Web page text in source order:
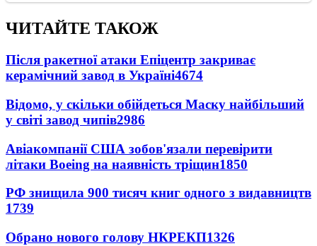
ЧИТАЙТЕ ТАКОЖ
Після ракетної атаки Епіцентр закриває
керамічний завод в Україні4674
Відомо, у скільки обійдеться Маску найбільший
у світі завод чипів2986
Авіакомпанії США зобов'язали перевірити
літаки Boeing на наявність тріщин1850
РФ знищила 900 тисяч книг одного з видавництв
1739
Обрано нового голову НКРЕКП1326